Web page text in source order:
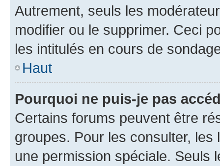
Autrement, seuls les
modifier ou le supprimer. Ceci
les intitulés en cours de
Haut
Pourquoi ne puis-je pas
Certains forums peuvent être
groupes. Pour les consulter,
une permission spéciale. Seuls